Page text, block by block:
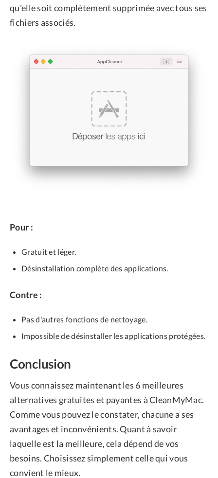
qu'elle soit complètement supprimée avec tous ses
fichiers associés.
Pour :
Gratuit et léger.
Désinstallation complète des applications.
Contre :
Pas d'autres fonctions de nettoyage.
Impossible de désinstaller les applications protégées.
Conclusion
Vous connaissez maintenant les 6 meilleures
alternatives gratuites et payantes à CleanMyMac.
Comme vous pouvez le constater, chacune a ses
avantages et inconvénients. Quant à savoir
laquelle est la meilleure, cela dépend de vos
besoins. Choisissez simplement celle qui vous
convient le mieux.